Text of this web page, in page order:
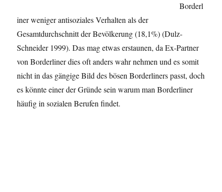
Borderl
iner weniger antisoziales Verhalten als der
Gesamtdurchschnitt der Bevölkerung (18,1%) (Dulz-
Schneider 1999). Das mag etwas erstaunen, da Ex-Partner
von Borderliner dies oft anders wahr nehmen und es somit
nicht in das gängige Bild des bösen Borderliners passt, doch
es könnte einer der Gründe sein warum man Borderliner
häufig in sozialen Berufen findet.